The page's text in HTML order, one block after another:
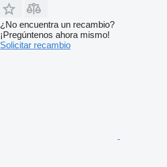
¿No encuentra un recambio?
¡Pregúntenos ahora mismo!
Solicitar recambio